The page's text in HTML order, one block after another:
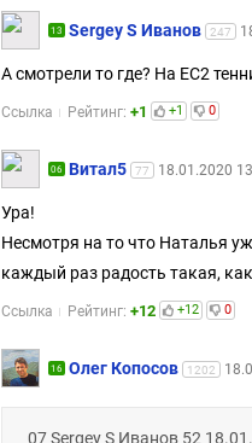
13 Sergey S Иванов 247
А смотрели то где? На ЕС2
Ссылка Рейтинг: +1 +1 0
06 Витал5 77 18.01.2020
Ура!
Несмотря на то что Наталья
каждый раз радость такая, как
Ссылка Рейтинг: +12 +12 0
16 Олег Копосов 1202
07 Sergey S Иванов 52